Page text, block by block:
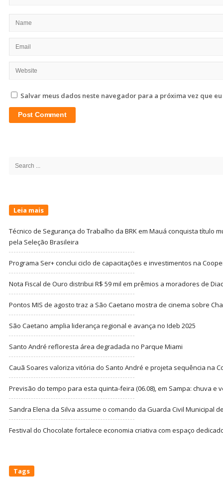
Salvar meus dados neste navegador para a próxima vez que
Search
Leia mais
Técnico de Segurança do Trabalho da BRK em Mauá conquista título
pela Seleção Brasileira
Programa Ser+ conclui ciclo de capacitações e investimentos na
Nota Fiscal de Ouro distribui R$ 59 mil em prêmios a moradores de
Pontos MIS de agosto traz a São Caetano mostra de cinema sobre
São Caetano amplia liderança regional e avança no Ideb 2025
Santo André refloresta área degradada no Parque Miami
Cauã Soares valoriza vitória do Santo André e projeta sequência na
Previsão do tempo para esta quinta-feira (06.08), em Sampa: chuva e
Sandra Elena da Silva assume o comando da Guarda Civil Municipal
Festival do Chocolate fortalece economia criativa com espaço
Tags